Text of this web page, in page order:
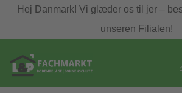
Hej Danmark! Vi glæder os til jer –
unseren Filialen!